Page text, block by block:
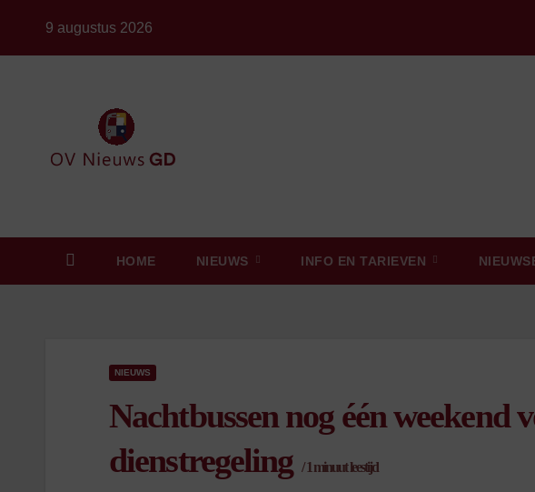
9 augustus 2026
HOME NIEUWS INFO EN TARIEVEN
NIEUWS
Nachtbussen nog één weekend
dienstregeling /1 minuut leestijd